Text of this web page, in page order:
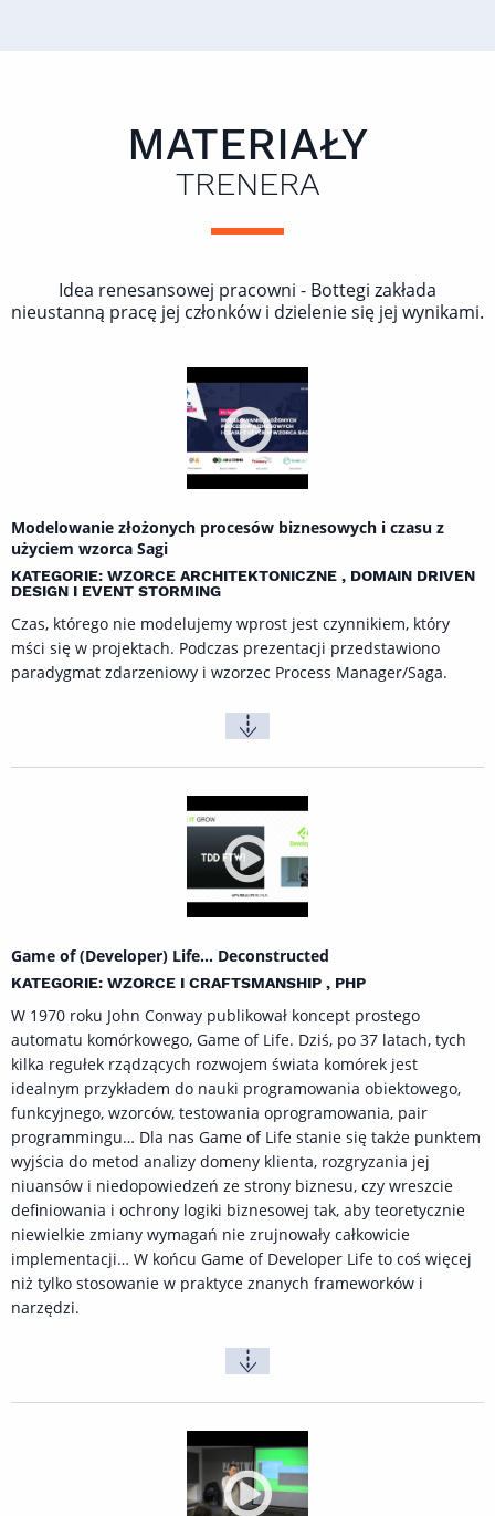
MATERIAŁY
TRENERA
Idea renesansowej pracowni - Bottegi zakłada
nieustanną pracę jej członków i dzielenie się jej wynikami.
Modelowanie złożonych procesów biznesowych i czasu z
użyciem wzorca Sagi
KATEGORIE: WZORCE ARCHITEKTONICZNE , DOMAIN DRIVEN
DESIGN I EVENT STORMING
Czas, którego nie modelujemy wprost jest czynnikiem, który
mści się w projektach. Podczas prezentacji przedstawiono
paradygmat zdarzeniowy i wzorzec Process Manager/Saga.
Game of (Developer) Life... Deconstructed
KATEGORIE: WZORCE I CRAFTSMANSHIP , PHP
W 1970 roku John Conway publikował koncept prostego
automatu komórkowego, Game of Life. Dziś, po 37 latach, tych
kilka regułek rządzących rozwojem świata komórek jest
idealnym przykładem do nauki programowania obiektowego,
funkcyjnego, wzorców, testowania oprogramowania, pair
programmingu… Dla nas Game of Life stanie się także punktem
wyjścia do metod analizy domeny klienta, rozgryzania jej
niuansów i niedopowiedzeń ze strony biznesu, czy wreszcie
definiowania i ochrony logiki biznesowej tak, aby teoretycznie
niewielkie zmiany wymagań nie zrujnowały całkowicie
implementacji… W końcu Game of Developer Life to coś więcej
niż tylko stosowanie w praktyce znanych frameworków i
narzędzi.